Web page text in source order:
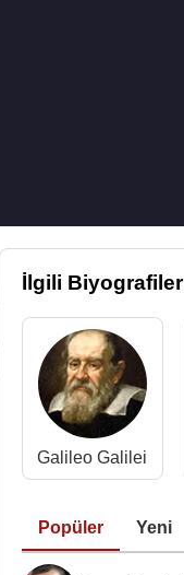
İlgili Biyografiler
Galileo Galilei
Popüler Yeni